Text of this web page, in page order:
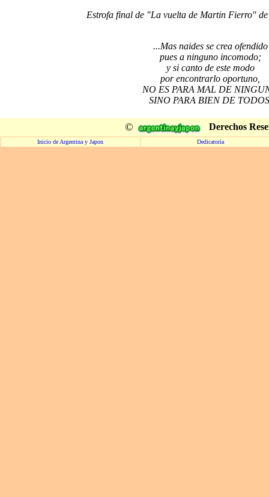
Estrofa final de "La vuelta de Martin Fierro" de
...Mas naides se crea ofendido
pues a ninguno incomodo;
y si canto de este modo
por encontrarlo oportuno,
NO ES PARA MAL DE
SINO PARA BIEN DE
© Derechos
Inicio de Argentina y Japon Dedicatoria